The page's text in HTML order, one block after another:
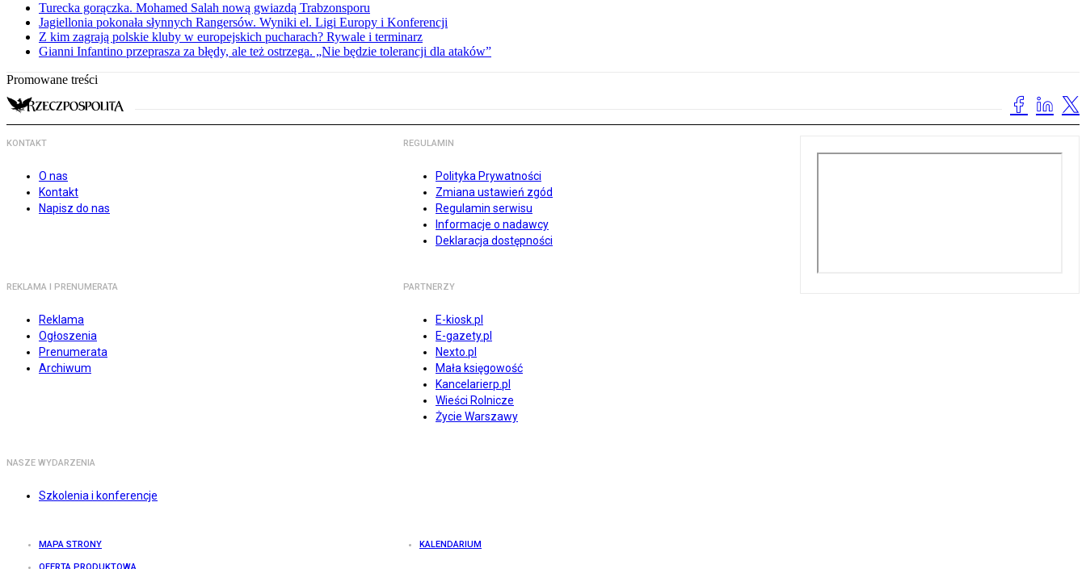
Turecka gorączka. Mohamed Salah nową gwiazdą Trabzonsporu
Jagiellonia pokonała słynnych Rangersów. Wyniki el. Ligi Europy i Konferencji
Z kim zagrają polskie kluby w europejskich pucharach? Rywale i terminarz
Gianni Infantino przeprasza za błędy, ale też ostrzega. „Nie będzie tolerancji dla ataków”
Promowane treści
KONTAKT
O nas
Kontakt
Napisz do nas
REGULAMIN
Polityka Prywatności
Zmiana ustawień zgód
Regulamin serwisu
Informacje o nadawcy
Deklaracja dostępności
REKLAMA I PRENUMERATA
Reklama
Ogłoszenia
Prenumerata
Archiwum
PARTNERZY
E-kiosk.pl
E-gazety.pl
Nexto.pl
Mała księgowość
Kancelarierp.pl
Wieści Rolnicze
Życie Warszawy
NASZE WYDARZENIA
Szkolenia i konferencje
MAPA STRONY KALENDARIUM